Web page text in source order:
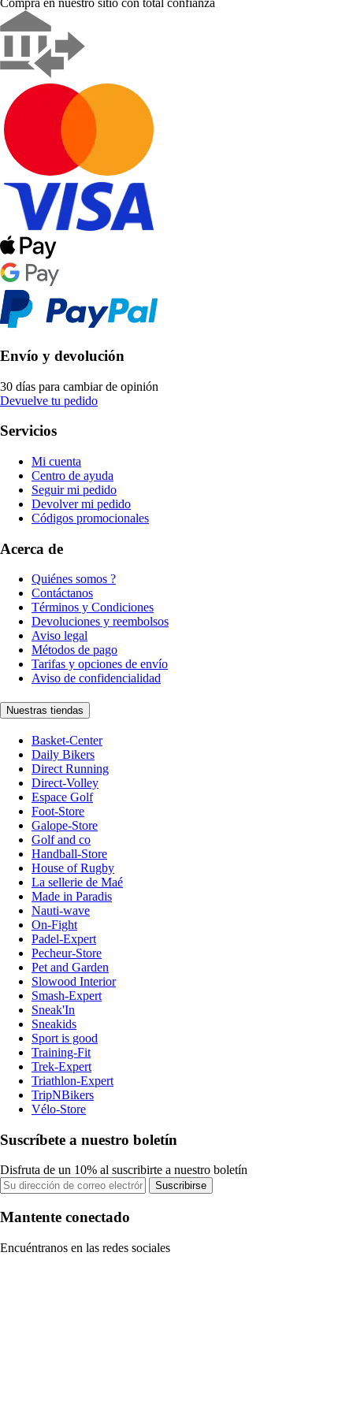
Compra en nuestro sitio con total confianza
Envío y devolución
30 días para cambiar de opinión
Devuelve tu pedido
Servicios
Mi cuenta
Centro de ayuda
Seguir mi pedido
Devolver mi pedido
Códigos promocionales
Acerca de
Quiénes somos ?
Contáctanos
Términos y Condiciones
Devoluciones y reembolsos
Aviso legal
Métodos de pago
Tarifas y opciones de envío
Aviso de confidencialidad
Nuestras tiendas
Basket-Center
Daily Bikers
Direct Running
Direct-Volley
Espace Golf
Foot-Store
Galope-Store
Golf and co
Handball-Store
House of Rugby
La sellerie de Maé
Made in Paradis
Nauti-wave
On-Fight
Padel-Expert
Pecheur-Store
Pet and Garden
Slowood Interior
Smash-Expert
Sneak'In
Sneakids
Sport is good
Training-Fit
Trek-Expert
Triathlon-Expert
TripNBikers
Vélo-Store
Suscríbete a nuestro boletín
Disfruta de un 10% al suscribirte a nuestro boletín
Suscribirse
Mantente conectado
Encuéntranos en las redes sociales